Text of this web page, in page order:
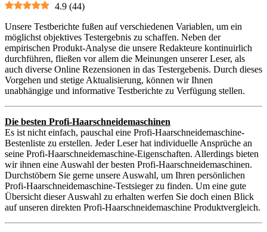
4.9 (44)
Unsere Testberichte fußen auf verschiedenen Variablen, um ein
möglichst objektives Testergebnis zu schaffen. Neben der
empirischen Produkt-Analyse die unsere Redakteure kontinuirlich
durchführen, fließen vor allem die Meinungen unserer Leser, als
auch diverse Online Rezensionen in das Testergebenis. Durch dieses
Vorgehen und stetige Aktualisierung, können wir Ihnen
unabhängige und informative Testberichte zu Verfügung stellen.
Die besten Profi-Haarschneidemaschinen
Es ist nicht einfach, pauschal eine Profi-Haarschneidemaschine-
Bestenliste zu erstellen. Jeder Leser hat individuelle Ansprüche an
seine Profi-Haarschneidemaschine-Eigenschaften. Allerdings bieten
wir ihnen eine Auswahl der besten Profi-Haarschneidemaschinen.
Durchstöbern Sie gerne unsere Auswahl, um Ihren persönlichen
Profi-Haarschneidemaschine-Testsieger zu finden. Um eine gute
Übersicht dieser Auswahl zu erhalten werfen Sie doch einen Blick
auf unseren direkten Profi-Haarschneidemaschine Produktvergleich.